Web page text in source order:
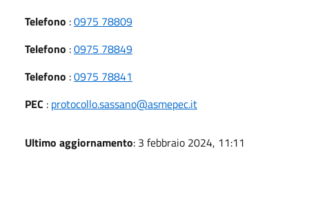
Telefono :0975 78809
Telefono :0975 78849
Telefono :0975 78841
PEC : protocollo.sassano@asmepec.it
Ultimo aggiornamento: 3 febbraio 2024, 11:11